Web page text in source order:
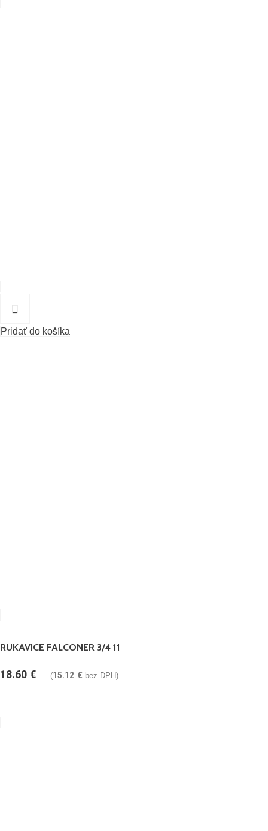
Pridať do košíka
RUKAVICE FALCONER 3/4 11
18.60 € (15.12 € bez DPH)